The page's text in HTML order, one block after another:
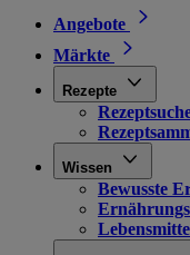
Angebote
Märkte
Rezepte
Wissen
Bewusste